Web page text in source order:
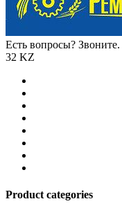
Есть вопросы? Звоните.
32 KZ
Product categories